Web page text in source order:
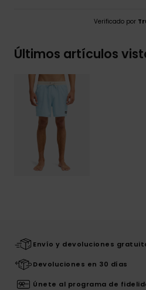
Verificado por
Últimos artículos
Envío y devoluciones
Devoluciones en 30 días
Únete al programa de